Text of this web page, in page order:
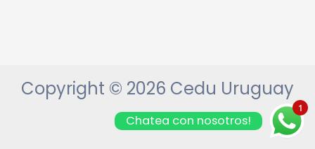
Copyright © 2026 Cedu Uruguay
1
Chatea con nosotros!